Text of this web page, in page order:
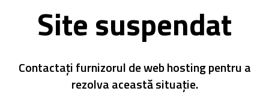
Site suspendat
Contactați furnizorul de web hosting pentru a
rezolva această situație.